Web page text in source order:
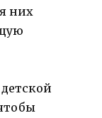
них